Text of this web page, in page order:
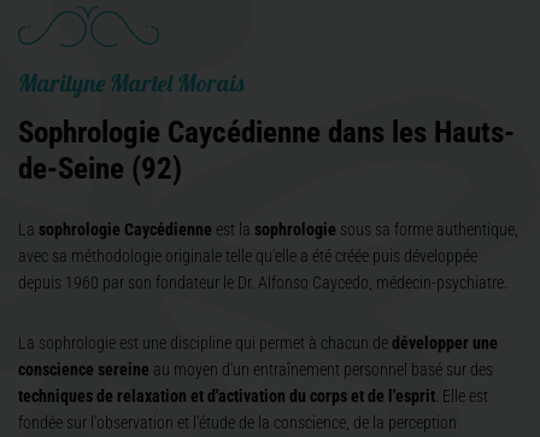
Marilyne Martel Morais
Sophrologie Caycédienne dans les Hauts-
de-Seine (92)
La sophrologie Caycédienne est la sophrologie sous sa forme authentique,
avec sa méthodologie originale telle qu'elle a été créée puis développée
depuis 1960 par son fondateur le Dr. Alfonso Caycedo, médecin-psychiatre.
La sophrologie est une discipline qui permet à chacun dedévelopper une
conscience sereine au moyen d'un entraînement personnel basé sur des
techniques de relaxation et d'activation du corps et de l'esprit . Elle est
fondée sur l'observation et l'étude de la conscience, de la perception